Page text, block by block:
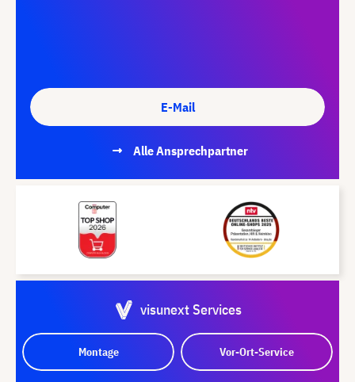
E-Mail
Alle Ansprechpartner
visunext Services
Montage Vor-Ort-Service